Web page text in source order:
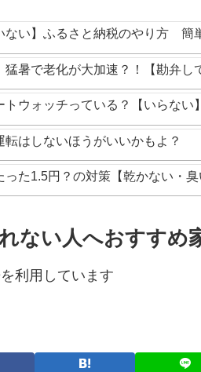
ない】ふるさと納税のやり方 簡
猛暑で老化が大加速？！【勘弁し
トウォッチっている？【いらない】
転はしないほうがいいかもよ？
った1.5円？の対策【乾かない・臭
ない人へおすすめ
利用しています